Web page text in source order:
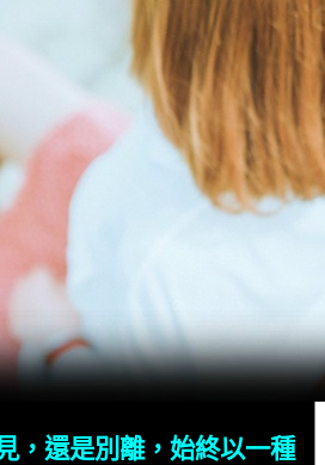
，還是別離，始終以一種